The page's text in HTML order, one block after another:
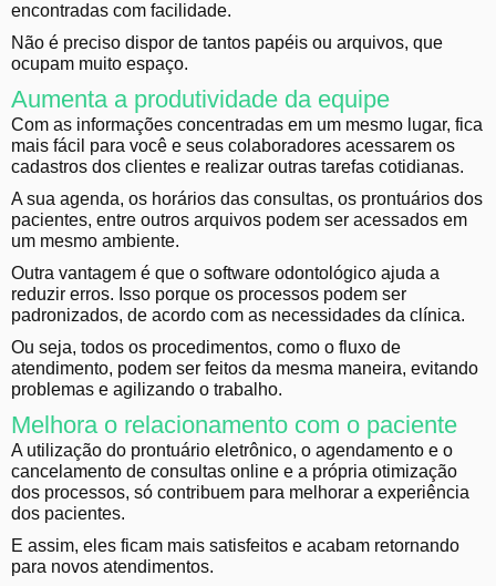
encontradas com facilidade.
Não é preciso dispor de tantos papéis ou arquivos, que
ocupam muito espaço.
Aumenta a produtividade da equipe
Com as informações concentradas em um mesmo lugar, fica
mais fácil para você e seus colaboradores acessarem os
cadastros dos clientes e realizar outras tarefas cotidianas.
A sua agenda, os horários das consultas, os prontuários dos
pacientes, entre outros arquivos podem ser acessados em
um mesmo ambiente.
Outra vantagem é que o software odontológico ajuda a
reduzir erros. Isso porque os processos podem ser
padronizados, de acordo com as necessidades da clínica.
Ou seja, todos os procedimentos, como o fluxo de
atendimento, podem ser feitos da mesma maneira, evitando
problemas e agilizando o trabalho.
Melhora o relacionamento com o paciente
A utilização do prontuário eletrônico, o agendamento e o
cancelamento de consultas online e a própria otimização
dos processos, só contribuem para melhorar a experiência
dos pacientes.
E assim, eles ficam mais satisfeitos e acabam retornando
para novos atendimentos.